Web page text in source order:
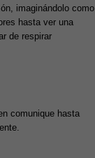
imaginándolo como
hasta ver una
de respirar
comunique hasta